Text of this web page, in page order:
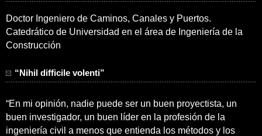
Doctor Ingeniero de Caminos, Canales y Puertos.
Catedrático de Universidad en el área de Ingeniería de la
Construcción
“Nihil difficile volenti”
“En mi opinión, nadie puede ser un buen proyectista, un
buen investigador, un buen líder en la profesión de la
ingeniería civil a menos que entienda los métodos y los